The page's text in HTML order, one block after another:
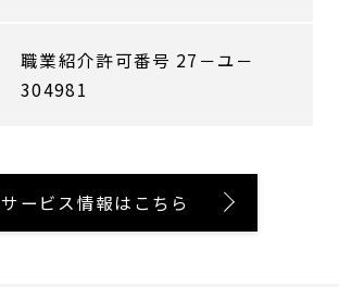
職業紹介許可番号 27－ユ－
304981
サービス情報はこちら